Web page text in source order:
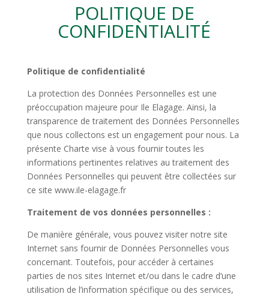
POLITIQUE DE
CONFIDENTIALITÉ
Politique de confidentialité
La protection des Données Personnelles est une
préoccupation majeure pourIle Elagage. Ainsi, la
transparence de traitement des Données Personnelles
que nous collectons est un engagement pour nous. La
présente Charte vise à vous fournir toutes les
informations pertinentes relatives au traitement des
Données Personnelles qui peuvent être collectées sur
ce site www.ile-elagage.fr
Traitement de vos données personnelles :
De manière générale, vous pouvez visiter notre site
Internet sans fournir de Données Personnelles vous
concernant. Toutefois, pour accéder à certaines
parties de nos sites Internet et/ou dans le cadre d’une
utilisation de l’information spécifique ou des services,